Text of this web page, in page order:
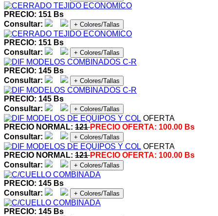
PRECIO: 151 Bs
Consultar:
+ Colores/Tallas
PRECIO: 151 Bs
Consultar:
+ Colores/Tallas
PRECIO: 145 Bs
Consultar:
+ Colores/Tallas
PRECIO: 145 Bs
Consultar:
+ Colores/Tallas
OFERTA
PRECIO NORMAL: 121PRECIO OFERTA: 100.00 Bs
Consultar:
+ Colores/Tallas
OFERTA
PRECIO NORMAL: 121PRECIO OFERTA: 100.00 Bs
Consultar:
+ Colores/Tallas
PRECIO: 145 Bs
Consultar:
+ Colores/Tallas
PRECIO: 145 Bs